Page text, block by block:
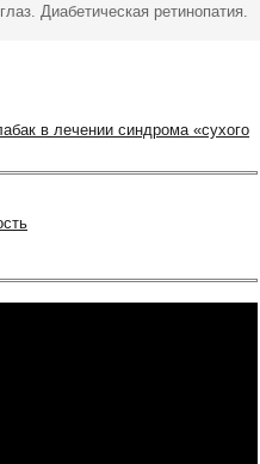
Диабетическая ретинопатия.
в лечении синдрома «сухого